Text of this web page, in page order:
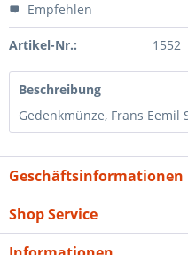
Empfehlen
Artikel-Nr.: 1552
Beschreibung
Gedenkmünze, Frans
Geschäftsinformationen
Shop Service